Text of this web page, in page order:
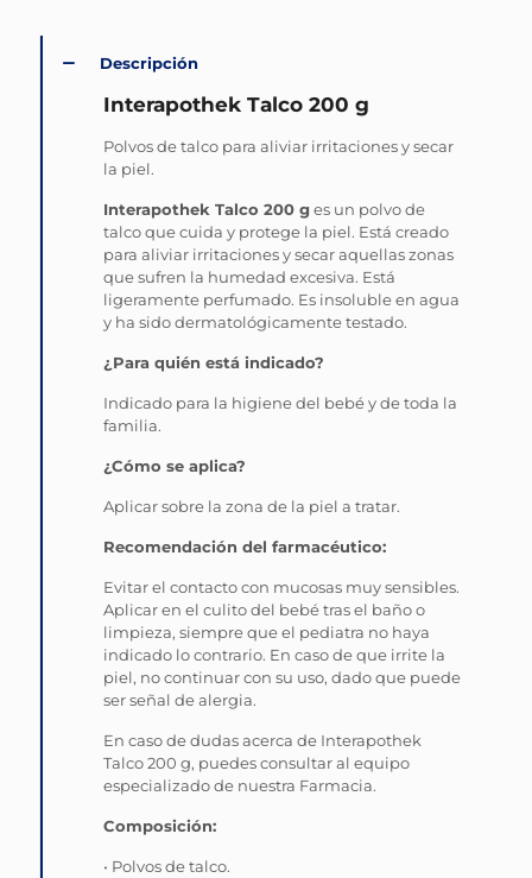
Descripción
Interapothek Talco 200 g
Polvos de talco para aliviar irritaciones y secar
la piel.
Interapothek Talco 200 ges un polvo de
talco que cuida y protege la piel. Está creado
para aliviar irritaciones y secar aquellas zonas
que sufren la humedad excesiva. Está
ligeramente perfumado. Es insoluble en agua
y ha sido dermatológicamente testado.
¿Para quién está indicado?
Indicado para la higiene del bebé y de toda la
familia.
¿Cómo se aplica?
Aplicar sobre la zona de la piel a tratar.
Recomendación del farmacéutico:
Evitar el contacto con mucosas muy sensibles.
Aplicar en el culito del bebé tras el baño o
limpieza, siempre que el pediatra no haya
indicado lo contrario. En caso de que irrite la
piel, no continuar con su uso, dado que puede
ser señal de alergia.
En caso de dudas acerca de Interapothek
Talco 200 g, puedes consultar al equipo
especializado de nuestra Farmacia.
Composición:
• Polvos de talco.